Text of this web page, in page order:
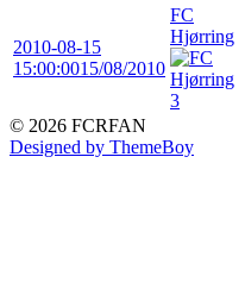
2010-08-15
15:00:0015/08/2010
FC
Hjørring
© 2026 FCRFAN
Designed by ThemeBoy